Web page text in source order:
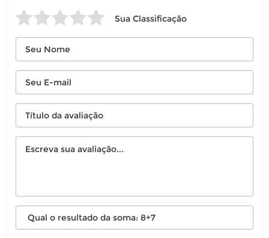
Você pode devolver este
Você possui até 07 dias corridos, após o
a troca ou devolução caso seu produto
devolução.
Sua Classificação